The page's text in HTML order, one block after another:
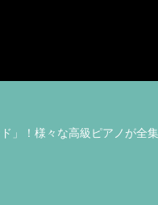
」！様々な高級ピアノが全